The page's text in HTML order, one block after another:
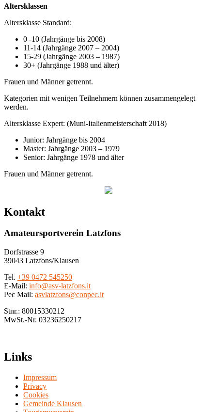
Altersklassen
Altersklasse Standard:
0 -10 (Jahrgänge bis 2008)
11-14 (Jahrgänge 2007 – 2004)
15-29 (Jahrgänge 2003 – 1987)
30+ (Jahrgänge 1988 und älter)
Frauen und Männer getrennt.
Kategorien mit wenigen Teilnehmern können zusammengelegt
werden.
Altersklasse Expert: (Muni-Italienmeisterschaft 2018)
Junior: Jahrgänge bis 2004
Master: Jahrgänge 2003 – 1979
Senior: Jahrgänge 1978 und älter
Frauen und Männer getrennt.
Kontakt
Amateursportverein Latzfons
Dorfstrasse 9
39043 Latzfons/Klausen
Tel. +39 0472 545250
E-Mail: info@asv-latzfons.it
Pec Mail: asvlatzfons@conpec.it
Stnr.: 80015330212
MwSt.-Nr. 03236250217
Links
Impressum
Privacy
Cookies
Gemeinde Klausen